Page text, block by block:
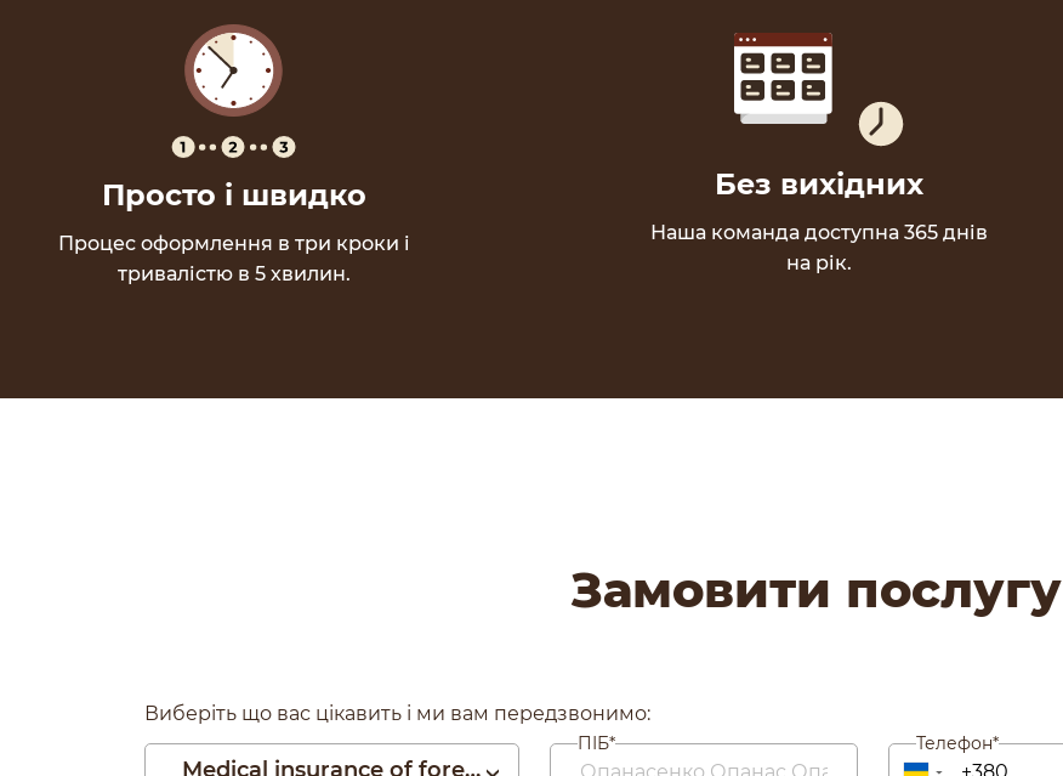
Просто і швидко
Процес оформлення в три кроки і
тривалістю в 5 хвилин.
Без вихідних
Наша команда доступна 365 днів
на рік.
Замовити послугу
Виберіть що вас цікавить і ми вам передзвонимо:
Medical insurance of foreign citizens
ПІБ* Телефон*
▼